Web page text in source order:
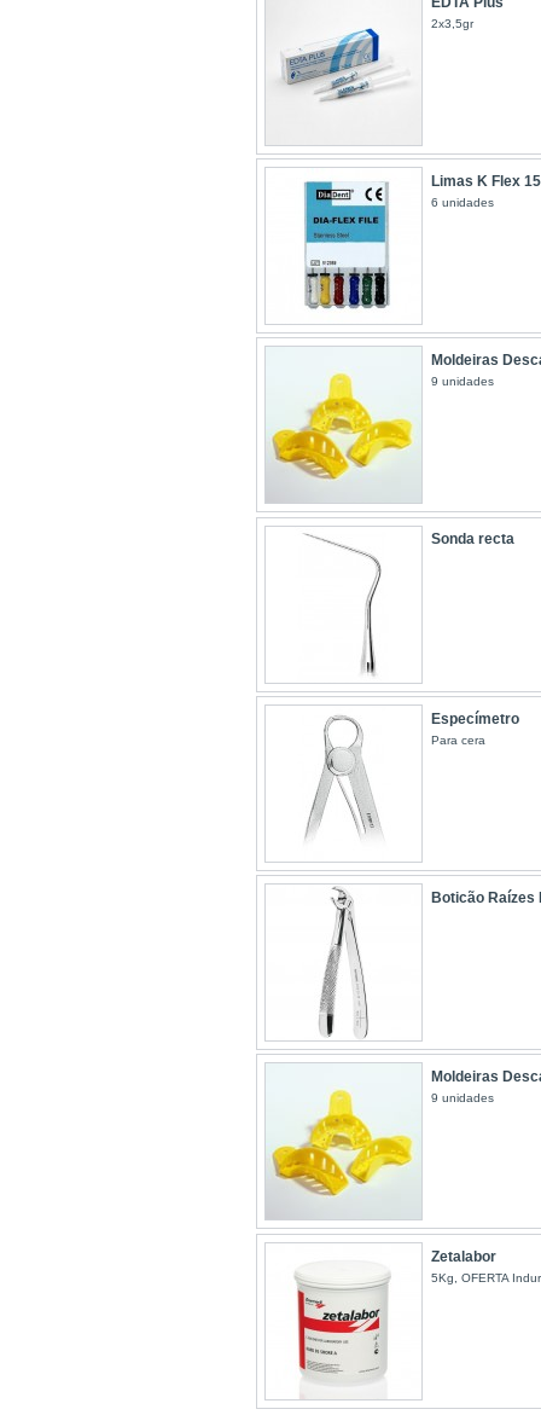
2x3,5gr
Limas K Flex
6 unidades
Moldeiras
9 unidades
Sonda recta
Especímetro
Para cera
Boticão Raízes
Moldeiras
9 unidades
Zetalabor
5Kg, OFERTA